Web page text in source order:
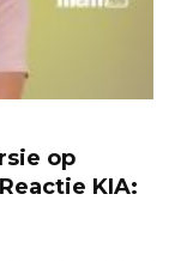
op
KIA: